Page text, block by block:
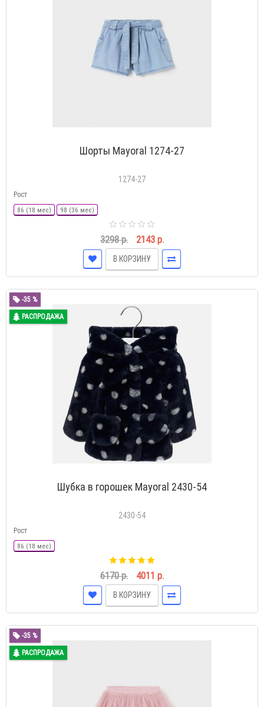
Шорты Mayoral 1274-27
1274-27
Рост
86 (18 мес) 98 (36 мес)
3298 р. 2143 р.
В КОРЗИНУ
-35 %
РАСПРОДАЖА
Шубка в горошек Mayoral 2430-54
2430-54
Рост
86 (18 мес)
6170 р. 4011 р.
В КОРЗИНУ
-35 %
РАСПРОДАЖА